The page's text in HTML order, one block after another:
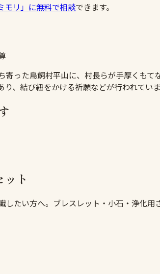
モリ」に無料で相談できます。
った鳥飼村平山に、村長らが手厚くも
、結び紐をかける祈願などが行われていま
ト
たい方へ。ブレスレット・小石・浄化用